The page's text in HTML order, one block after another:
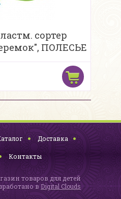
сортер
ПОЛЕСЬЕ
Доставка
Контакты
товаров для детей
в Digital Clouds